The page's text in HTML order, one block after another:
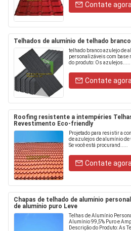
Contate agora
Telhados de alumínio de telhado branco
telhado branco azulejo de
personalizáveis com base
do produto: Os azulejos.....
Contate agora
Roofing resistente a intempéries
Revestimento Eco-friendly
Projetado para resistir a
de azulejos de alumínio de
Se você está procurand.....
Contate agora
Chapas de telhado de alumínio
de alumínio puro Leve
Telhas de Alumínio
Alumínio 99,5% Puro e
Descrição do Produto: As